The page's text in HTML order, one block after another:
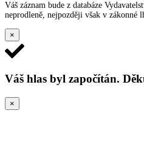
Váš záznam bude z databáze
neprodleně, nejpozději však v zákonné
×
Váš hlas byl započítán.
×